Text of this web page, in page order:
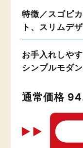
特徴／スゴピ
ト、スリムデ
お手入れしや
シンプルモダ
通常価格